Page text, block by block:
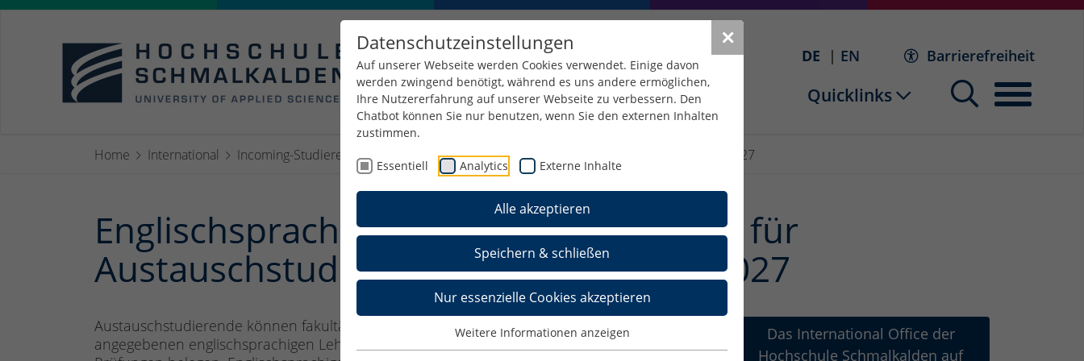
✕
Datenschutzeinstellungen
Auf unserer Webseite werden Cookies verwendet. Einige davon
werden zwingend benötigt, während es uns andere ermöglichen,
Ihre Nutzererfahrung auf unserer Webseite zu verbessern. Den
Chatbot können Sie nur benutzen, wenn Sie den externen Inhalten
zustimmen.
Essentiell Analytics Externe Inhalte
Alle akzeptieren
Speichern & schließen
Nur essenzielle Cookies akzeptieren
Weitere Informationen anzeigen
DE EN Barrierefreiheit
Quicklinks
Home International Incoming-Studierende Lehre für Incomings Austauschstudierende WiSe 2026/2027
Englischsprachige Lehrveranstaltungen für
Austauschstudierende im WiSe 2026/2027
Austauschstudierende können fakultätsübergreifend beliebig viele der auf dieser Seite
angegebenen englischsprachigen Lehrveranstaltungen besuchen und die jeweiligen
Das International Office der
Hochschule Schmalkalden auf